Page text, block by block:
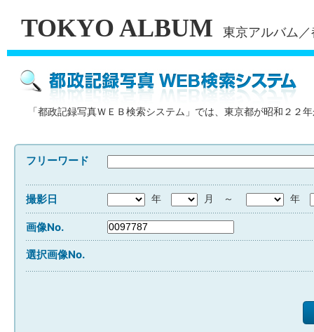
TOKYO ALBUM 東京アルバム
「都政記録写真ＷＥＢ検索システム」では、東京都が昭和２２
フリーワード
撮影日 年 月 ～ 年
画像No.
選択画像No.